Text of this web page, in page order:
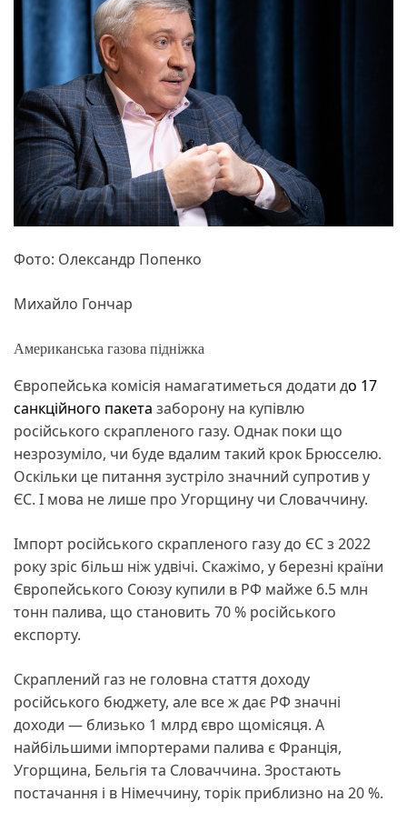
Фото: Олександр Попенко
Михайло Гончар
Американська газова підніжка
Європейська комісія намагатиметься додати до 17
санкційного пакета заборону на купівлю
російського скрапленого газу. Однак поки що
незрозуміло, чи буде вдалим такий крок Брюсселю.
Оскільки це питання зустріло значний супротив у
ЄС. І мова не лише про Угорщину чи Словаччину.
Імпорт російського скрапленого газу до ЄС з 2022
року зріс більш ніж удвічі. Скажімо, у березні країни
Європейського Союзу купили в РФ майже 6.5 млн
тонн палива, що становить 70 % російського
експорту.
Скраплений газ не головна стаття доходу
російського бюджету, але все ж дає РФ значні
доходи — близько 1 млрд євро щомісяця. А
найбільшими імпортерами палива є Франція,
Угорщина, Бельгія та Словаччина. Зростають
постачання і в Німеччину, торік приблизно на 20 %.